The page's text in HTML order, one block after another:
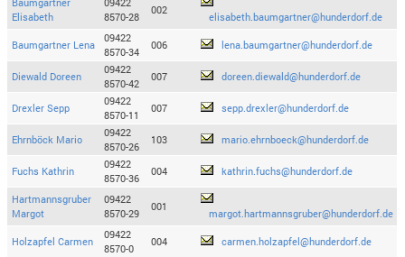
Elisabeth
8570-28
002
elisabeth.baumgartner@hunderdorf.de
Baumgartner Lena
09422
8570-34
006 lena.baumgartner@hunderdorf.de
Diewald Doreen
09422
8570-42
007 doreen.diewald@hunderdorf.de
Drexler Sepp
09422
8570-11
007 sepp.drexler@hunderdorf.de
Ehrnböck Mario
09422
8570-26
103 mario.ehrnboeck@hunderdorf.de
Fuchs Kathrin
09422
8570-36
004 kathrin.fuchs@hunderdorf.de
Hartmannsgruber
Margot
09422
8570-29
001
margot.hartmannsgruber@hunderdorf.de
Holzapfel Carmen
09422
8570-0
004 carmen.holzapfel@hunderdorf.de